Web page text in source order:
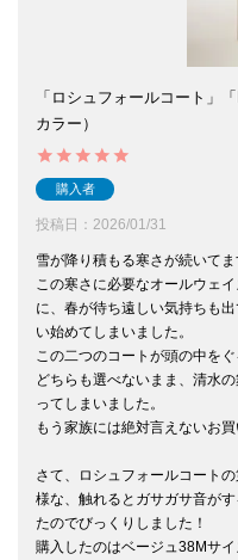
「ロシュフォールコート」
カラー）
購入者
投稿日 2026/01/31
雪が降り積もる寒さが続いてま
この寒さに必要なオールウェ
に、春が待ち遠しい気持ちも
い始めてしまいました。
この二つのコートが頭の中を
どちらも選べないまま、清水
ってしまいました。
もう家族には絶対言えないお
さて、ロシュフォールコート
様な、触れるとガサガサ音が
たのでびっくりしました！
購入したのはベージュ38Mサ